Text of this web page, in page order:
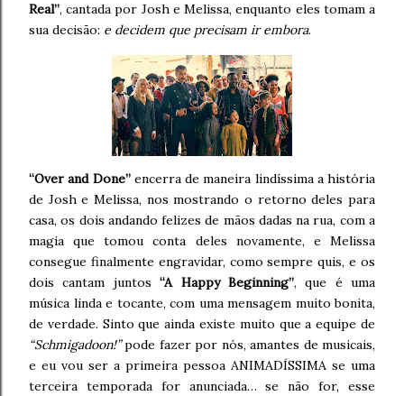
Real”, cantada por Josh e Melissa, enquanto eles tomam a
sua decisão: e decidem que precisam ir embora.
“Over and Done” encerra de maneira lindíssima a história
de Josh e Melissa, nos mostrando o retorno deles para
casa, os dois andando felizes de mãos dadas na rua, com a
magia que tomou conta deles novamente, e Melissa
consegue finalmente engravidar, como sempre quis, e os
dois cantam juntos“A Happy Beginning”, que é uma
música linda e tocante, com uma mensagem muito bonita,
de verdade. Sinto que ainda existe muito que a equipe de
“Schmigadoon!”pode fazer por nós, amantes de musicais,
e eu vou ser a primeira pessoa ANIMADÍSSIMA se uma
terceira temporada for anunciada… se não for, esse